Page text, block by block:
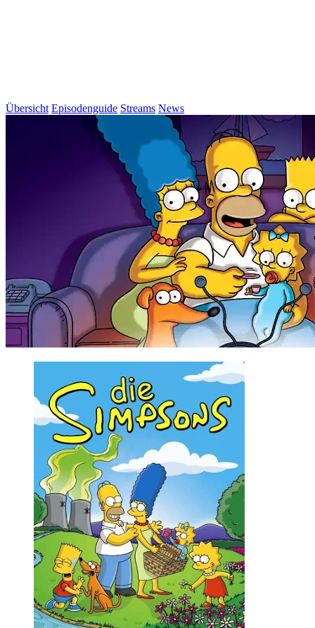
Übersicht Episodenguide Streams News